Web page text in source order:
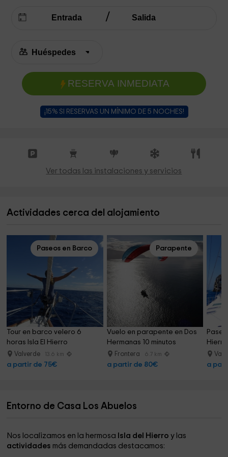
RESERVA INMEDIATA
¡15% SI RESERVAS UN MÍNIMO DE 5 NOCHES!
Ver todas las instalaciones y servicios
Actividades cerca del alojamiento
Paseos en Barco
Tour en barco velero 6
horas Isla El Hierro
Valverde 13.6 km
a partir de 75€
Parapente
Vuelo en parapente en Dos
Hermanas 10 minutos
Frontera 6.7 km
a partir de 80€ a
Entorno de Casa Los Abuelos
Nos localizamos en la hermosa Isla del Hierroy las
actividades más demandadas destacamos: